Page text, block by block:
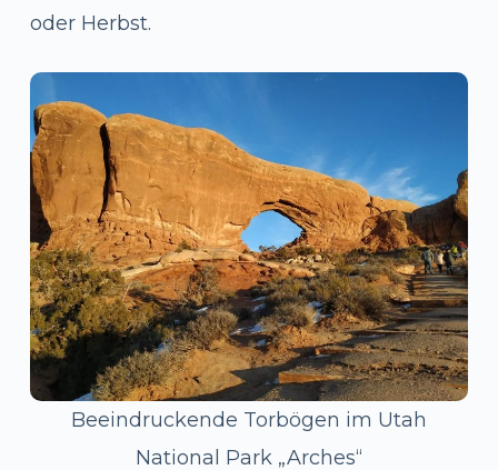
oder Herbst.
Beeindruckende Torbögen im Utah
National Park „Arches“